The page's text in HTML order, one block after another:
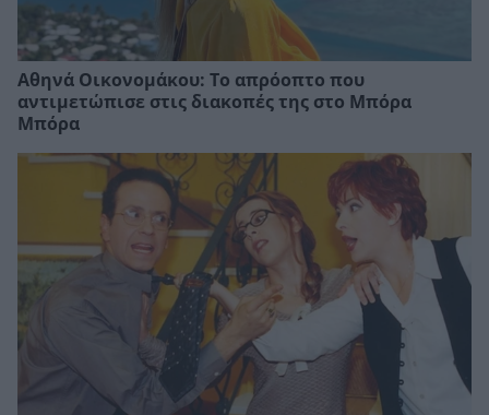
Αθηνά Οικονομάκου: Το απρόοπτο που
αντιμετώπισε στις διακοπές της στο Μπόρα
Μπόρα